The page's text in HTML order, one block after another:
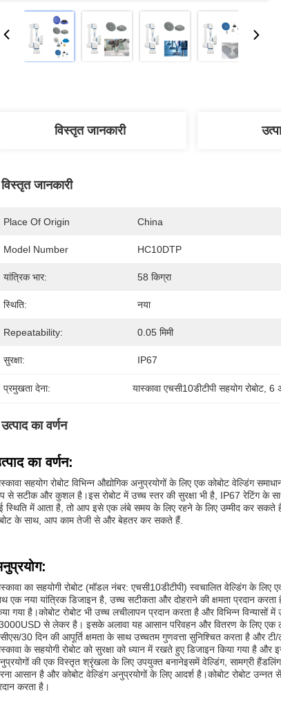
विस्तृत जानकारी
विस्तृत जानकारी
Place Of Origin China
Model Number HC10DTP
यांत्रिक भार: 58 किग्रा
स्थिति: नया
Repeatability: 0.05 मिमी
सुरक्षा: IP67
प्रमुखता देना: यास्कावा एचसी10डीटीपी सहयोग रोबोट , 6
उत्पाद का वर्णन
का वर्णन:
सहयोग रोबोट विभिन्न औद्योगिक अनुप्रयोगों के लिए एक कोबोट वेल्डिंग
से सटीक और कुशल है।इस रोबोट में उच्च स्तर की सुरक्षा भी है, IP67 रेटिंग के
स्थिति में आता है, तो आप इसे एक लंबे समय के लिए रहने के लिए उम्मीद कर
के साथ, आप काम तेजी से और बेहतर कर सकते हैं.
का सहयोगी रोबोट (मॉडल नंबर: एचसी10डीटीपी) स्वचालित वेल्डिंग के
एक नया यांत्रिक डिजाइन है, उच्च सटीकता और दोहराने की क्षमता प्रदान
गया है।कोबोट रोबोट भी उच्च लचीलापन प्रदान करता है और विभिन्न
से लेकर है। इसके अलावा यह आसान परिवहन और वितरण के लिए एक
30 दिन की आपूर्ति क्षमता के साथ उच्चतम गुणवत्ता सुनिश्चित करता है और
के सहयोगी रोबोट को सुरक्षा को ध्यान में रखते हुए डिजाइन किया गया
की एक विस्तृत श्रृंखला के लिए उपयुक्त बनानेइसमें वेल्डिंग, सामग्री
आसान है और कोबोट वेल्डिंग अनुप्रयोगों के लिए आदर्श है।कोबोट रोबोट
करता है।